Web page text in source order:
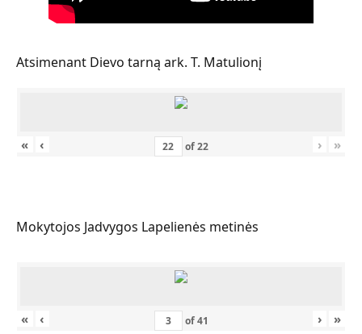
Atsimenant Dievo tarną ark. T. Matulionį
« ‹ of22 › »
Mokytojos Jadvygos Lapelienės metinės
« ‹ of41 › »